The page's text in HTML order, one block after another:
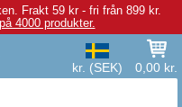
Frakt 59 kr - fri från 899 kr.
4000 produkter.
kr. (SEK) 0,00 kr.